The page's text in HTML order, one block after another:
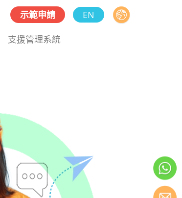
示範申請 EN
支援管理系統